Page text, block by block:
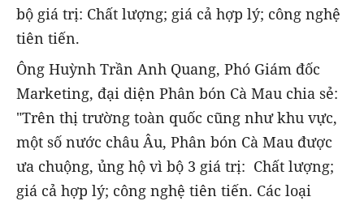
bộ giá trị: Chất lượng; giá cả hợp lý; công nghệ
tiên tiến.
Ông Huỳnh Trần Anh Quang, Phó Giám đốc
Marketing, đại diện Phân bón Cà Mau chia sẻ:
"Trên thị trường toàn quốc cũng như khu vực,
một số nước châu Âu, Phân bón Cà Mau được
ưa chuộng, ủng hộ vì bộ 3 giá trị: Chất lượng;
giá cả hợp lý; công nghệ tiên tiến. Các loại